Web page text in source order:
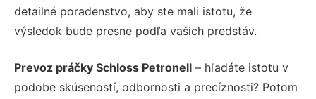
detailné poradenstvo, aby ste mali istotu, že
výsledok bude presne podľa vašich predstáv.
Prevoz práčky Schloss Petronell – hľadáte istotu v
podobe skúseností, odbornosti a precíznosti? Potom